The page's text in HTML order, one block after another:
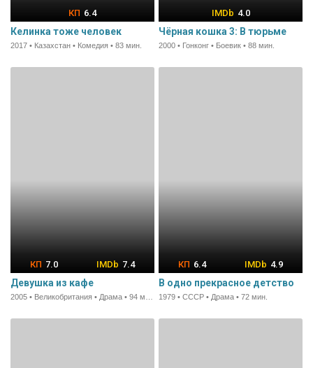
6.4
Келинка тоже человек
2017 • Казахстан • Комедия • 83 мин.
4.0
Чёрная кошка 3: В тюрьме
2000 • Гонконг • Боевик • 88 мин.
7.0 7.4
Девушка из кафе
6.4 4.9
В одно прекрасное детство
1979 • СССР • Драма • 72 мин.